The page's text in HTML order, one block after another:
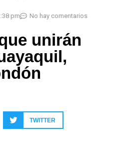
pm No hay comentarios
unirán
TWITTER